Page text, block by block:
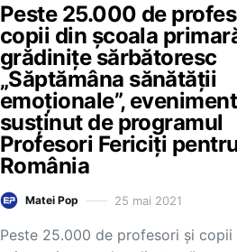
Peste 25.000 de
copii din școala
grădinițe sărbătoresc
„Săptămâna sănătății
emoționale”, eveniment
susținut de programul
Profesori Fericiți
România
Matei Pop 25 mai 2021
Peste 25.000 de profesori și copii